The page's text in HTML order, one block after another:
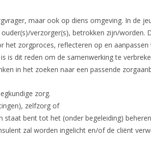
maar ook op diens omgeving. In de
verzorger(s), betrokken zijn/worden.
zorgproces, reflecteren op en
is dit reden om de samenwerking te
in het zoeken naar een passende
zorg.
zelfzorg of
bent tot het (onder begeleiding)
zal worden ingelicht en/of de cliënt